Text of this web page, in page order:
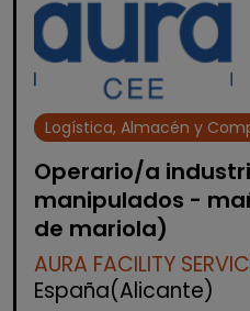
Logística, Almacén y
Operario/a
manipulados -
de mariola)
AURA FACILITY
España(Alicante)